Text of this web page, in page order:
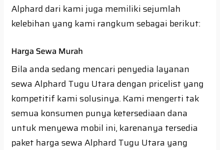
Alphard dari kami juga memiliki sejumlah
kelebihan yang kami rangkum sebagai berikut:
Harga Sewa Murah
Bila anda sedang mencari penyedia layanan
sewa Alphard Tugu Utara dengan pricelist yang
kompetitif kami solusinya. Kami mengerti tak
semua konsumen punya ketersediaan dana
untuk menyewa mobil ini, karenanya tersedia
paket harga sewa Alphard Tugu Utara yang